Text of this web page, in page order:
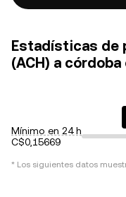
Estadísticas de
(ACH) a córdoba
Mínimo en 24 h
C$0,15669
* Los siguientes datos